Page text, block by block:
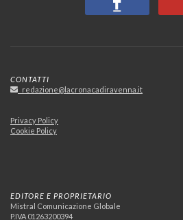
CONTATTI
redazione@lacronacadiravenna.it
Privacy Policy
Cookie Policy
EDITORE E PROPRIETARIO
Mistral Comunicazione Globale
P.IVA 01263200394